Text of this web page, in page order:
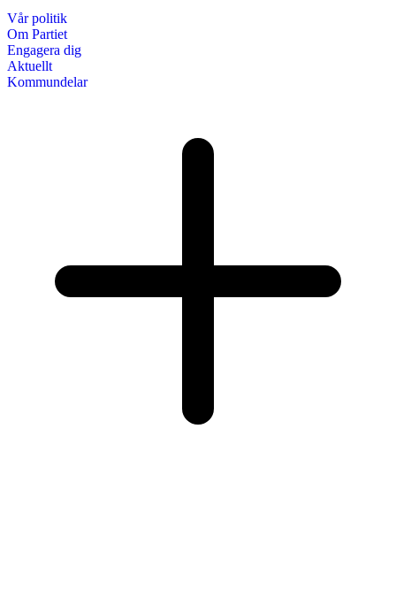
Vår politik
Om Partiet
Engagera dig
Aktuellt
Kommundelar